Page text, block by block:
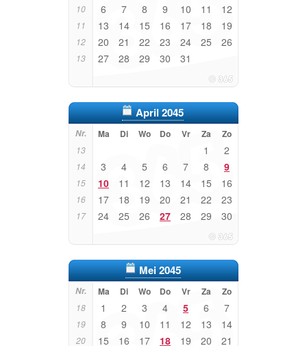
10 6 7 8 9 10 11 12
11 13 14 15 16 17 18 19
12 20 21 22 23 24 25 26
13 27 28 29 30 31
April 2045
Nr. Ma Di Wo Do Vr Za Zo
13 1 2
14 3 4 5 6 7 8 9
15 10 11 12 13 14 15 16
16 17 18 19 20 21 22 23
17 24 25 26 27 28 29 30
Mei 2045
Nr. Ma Di Wo Do Vr Za Zo
18 1 2 3 4 5 6 7
19 8 9 10 11 12 13 14
20 15 16 17 18 19 20 21